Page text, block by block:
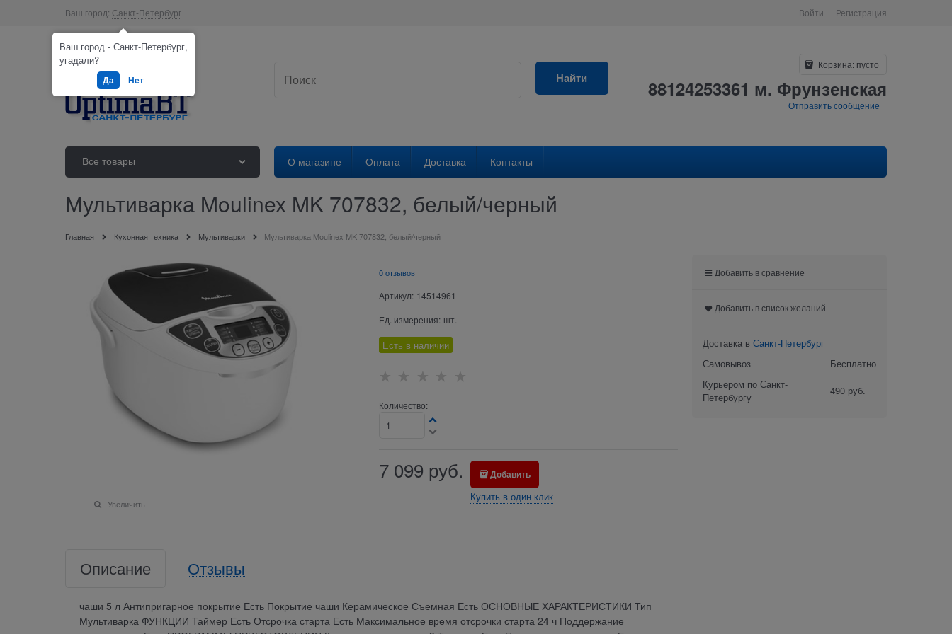
Ваш город: Санкт-Петербург Войти Регистрация
Найти
Корзина: пусто
88124253361 м. Фрунзенская
Отправить сообщение
Все товары О магазине Оплата Доставка Контакты
Мультиварка Moulinex MK 707832, белый/черный
Главная Кухонная техника Мультиварки Мультиварка Moulinex MK 707832, белый/черный
Увеличить
0 отзывов
Артикул: 14514961
Ед. измерения: шт.
Есть в наличии
Количество:
7 099 руб. Добавить
Купить в один клик
Описание Отзывы
чаши 5 л Антипригарное покрытие Есть Покрытие чаши Керамическое Съемная Есть ОСНОВНЫЕ ХАРАКТЕРИСТИКИ Тип
Мультиварка ФУНКЦИИ Таймер Есть Отсрочка старта Есть Максимальное время отсрочки старта 24 ч Поддержание
Добавить в сравнение
Добавить в список желаний
Доставка в Санкт-Петербург
Самовывоз
Бесплатно
Курьером по Санкт-
Петербургу
490 руб.
Ваш город - Санкт-Петербург,
угадали?
Да Нет